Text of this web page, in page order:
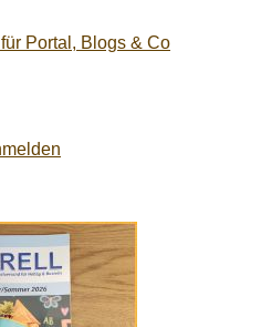
Portal, Blogs & Co